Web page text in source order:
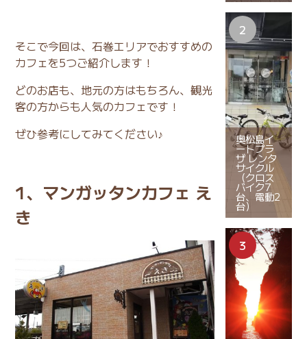
そこで今回は、石巻エリアでおすすめの
カフェを5つご紹介します！
どのお店も、地元の方はもちろん、観光
客の方からも人気のカフェです！
ぜひ参考にしてみてください♪
1、マンガッタンカフェ え
き
奥松島イ
ートプラ
ザ レンタ
サイクル
（クロス
バイク7
台、電動2
台）